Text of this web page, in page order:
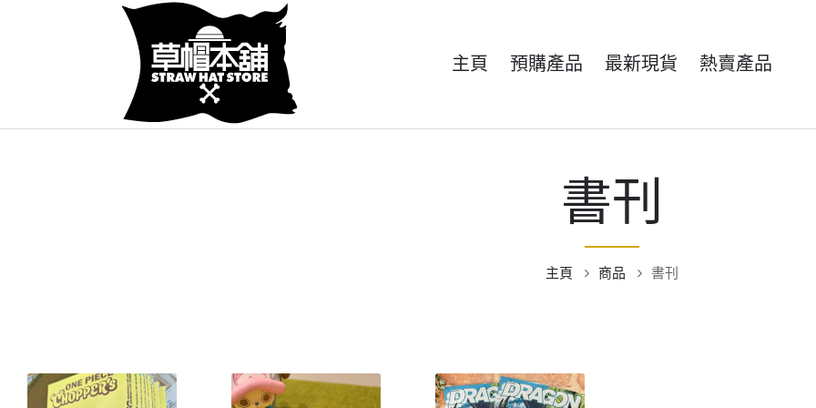
主頁 預購產品 最新現貨 熱賣產品
書刊
主頁 商品 書刊